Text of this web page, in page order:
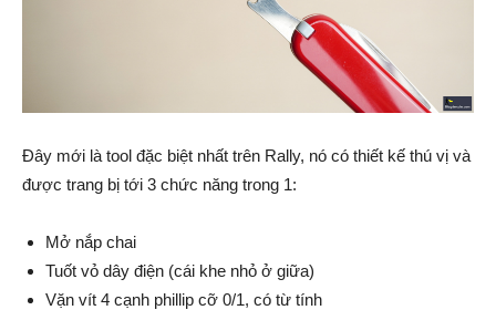
Đây mới là tool đặc biệt nhất trên Rally, nó có thiết kế thú vị và
được trang bị tới 3 chức năng trong 1:
Mở nắp chai
Tuốt vỏ dây điện (cái khe nhỏ ở giữa)
Vặn vít 4 cạnh phillip cỡ 0/1, có từ tính